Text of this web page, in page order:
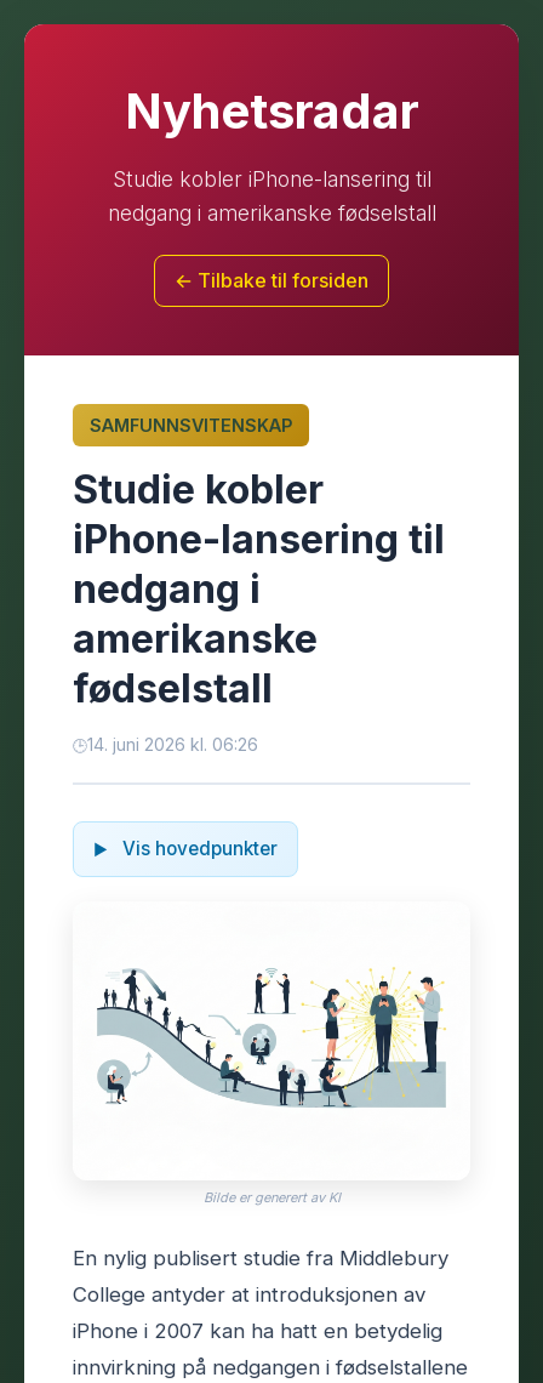
Nyhetsradar
Studie kobler iPhone-lansering til
nedgang i amerikanske fødselstall
← Tilbake til forsiden
SAMFUNNSVITENSKAP
Studie kobler
iPhone-lansering til
nedgang i
amerikanske
fødselstall
14. juni 2026 kl. 06:26
Vis hovedpunkter
Bilde er generert av KI
En nylig publisert studie fra Middlebury
College antyder at introduksjonen av
iPhone i 2007 kan ha hatt en betydelig
innvirkning på nedgangen i fødselstallene